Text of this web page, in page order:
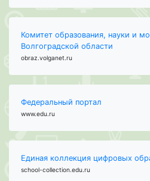
Комитет образования, науки и
Волгоградской области
obraz.volganet.ru
Федеральный портал
www.edu.ru
Единая коллекция цифровых
school-collection.edu.ru